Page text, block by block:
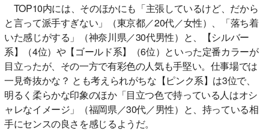
TOP10内には、そのほかにも「主張しているけど、だから
と言って派手すぎない」（東京都／20代／女性）、「落ち着
いた感じがする」（神奈川県／30代男性）と、【シルバー
系】（4位）や【ゴールド系】（6位）といった定番カラーが
目立ったが、その一方で有彩色の人気も手堅い。仕事場では
一見奇抜かな？ とも考えられがちな【ピンク系】は3位で、
明るく柔らかな印象のほか「目立つ色で持っている人はオシ
ャレなイメージ」（福岡県／30代／男性）と、持っている相
手にセンスの良さを感じるようだ。